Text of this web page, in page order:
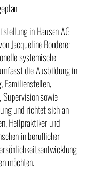
in Hausen AG
Jacqueline Bonderer
systemische
die Ausbildung in
Familienstellen,
Supervision sowie
und richtet sich an
Heilpraktiker und
in beruflicher
möchten.